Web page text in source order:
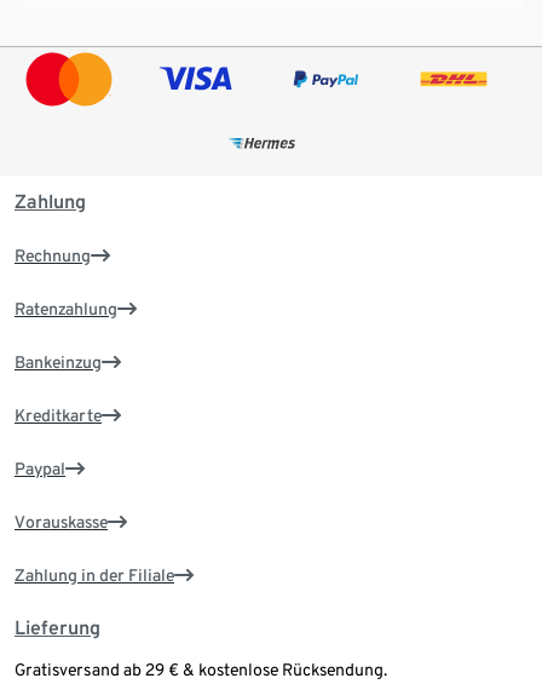
Zahlung
Rechnung
Ratenzahlung
Bankeinzug
Kreditkarte
Paypal
Vorauskasse
Zahlung in der Filiale
Lieferung
Gratisversand ab 29 € & kostenlose Rücksendung.